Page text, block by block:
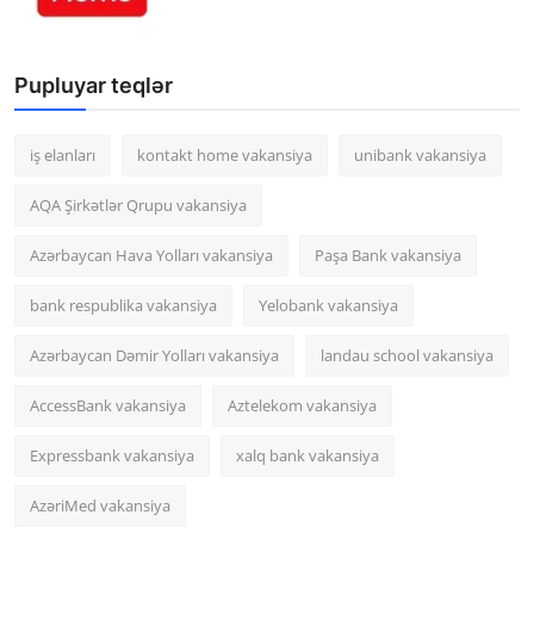
Pupluyar teqlər
iş elanları kontakt home vakansiya unibank vakansiya
AQA Şirkətlər Qrupu vakansiya
Azərbaycan Hava Yolları vakansiya Paşa Bank vakansiya
bank respublika vakansiya Yelobank vakansiya
Azərbaycan Dəmir Yolları vakansiya landau school vakansiya
AccessBank vakansiya Aztelekom vakansiya
Expressbank vakansiya xalq bank vakansiya
AzəriMed vakansiya